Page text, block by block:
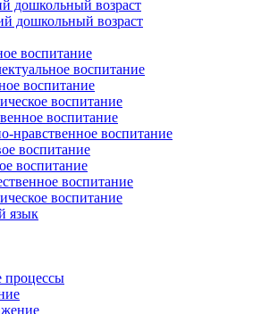
дошкольный возраст
дошкольный возраст
воспитание
воспитание
воспитание
воспитание
воспитание
нравственное воспитание
воспитание
воспитание
воспитание
воспитание
язык
процессы